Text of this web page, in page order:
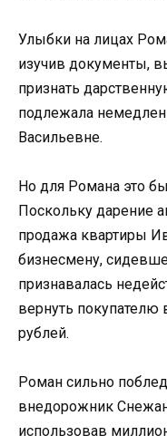
Улыбки на лицах
изучив документы,
признать
подлежала
Васильевне.
Но для Романа это
Поскольку дарение
продажа квартиры
бизнесмену,
признавалась
вернуть покупателю
рублей.
Роман сильно
внедорожник
использовав